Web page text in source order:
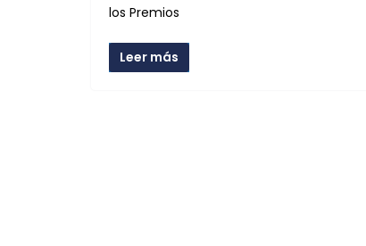
los Premios
Leer más